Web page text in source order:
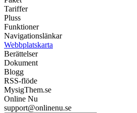
Tariffer
Pluss
Funktioner
Navigationslänkar
Webbplatskarta
Berättelser
Dokument
Blogg
RSS-flöde
MysigThem.se
Online Nu
support@onlinenu.se